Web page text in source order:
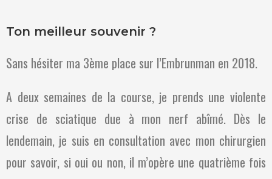
Ton meilleur souvenir ?
Sans hésiter ma 3ème place sur l’Embrunman en 2018.
A deux semaines de la course, je prends une violente
crise de sciatique due à mon nerf abîmé. Dès le
lendemain, je suis en consultation avec mon chirurgien
pour savoir, si oui ou non, il m’opère une quatrième fois